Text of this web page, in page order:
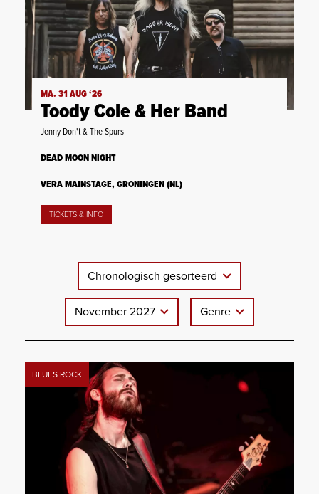
MA. 31 AUG ‘26
Toody Cole & Her Band
Jenny Don't & The Spurs
DEAD MOON NIGHT
VERA MAINSTAGE, GRONINGEN (NL)
TICKETS & INFO
Chronologisch gesorteerd
November 2027 Genre
BLUES ROCK